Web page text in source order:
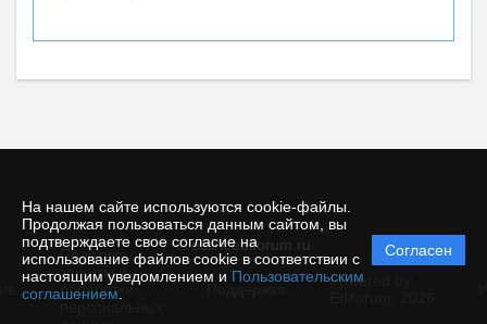
На нашем сайте используются cookie-файлы.
Продолжая пользоваться данным сайтом, вы
подтверждаете свое согласие на
использование файлов cookie в соответствии с
настоящим уведомлением и Пользовательским
соглашением
Согласен
© esiirk.editorum.ru
Политика
защиты и
обработки
Powered by